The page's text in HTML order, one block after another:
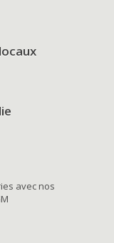
avec nos